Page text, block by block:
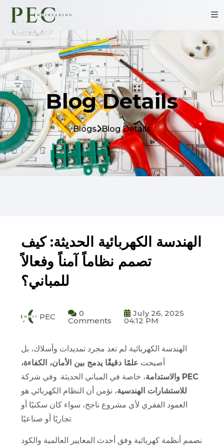
Blog Details
Blogs Blog Details
الهندسة الكهربائية الحديثة: كيف
تصمم نظاماً آمناً وفعالاً
للمباني؟
PEC 0
Comments
July 26, 2025
04:12 PM
الهندسة الكهربائية لم تعد مجرد تمديدات وأسلاك، بل
أصبحت علمًا دقيقًا يدمج بين الأمان، الكفاءة،
والاستدامة PEC
للاستشارات الهندسية، نؤمن أن النظام الكهربائي هو
العمود الفقري لأي مشروع ناجح، سواء كان سكنيًا أو
تجاريًا أو صناعيًا.
نصمم أنظمة كهربائية وفق أحدث المعايير العالمية والكود